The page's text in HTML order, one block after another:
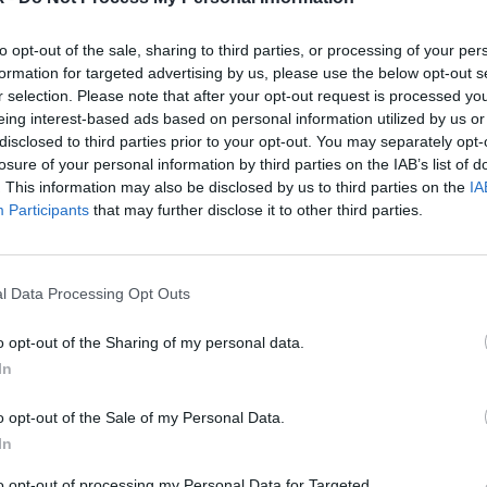
opt-out of the sale, sharing to third parties, or processing of your
for targeted advertising by us, please use the below opt-out
selection. Please note that after your opt-out request is processed
interest-based ads based on personal information utilized by us
to third parties prior to your opt-out. You may separately
of your personal information by third parties on the IAB’s list of
This information may also be disclosed by us to third parties on the
Participants that may further disclose it to other third parties.
Data Processing Opt Outs
opt-out of the Sharing of my personal data.
opt-out of the Sale of my Personal Data.
y accesos. “Es fundamental conocer a la
señala Fran Carrasco, CEO de MolcaWorld.
compañía llevó a caboreuniones con todos los
y responsablesdel club, desde el presidente al
consejero delegado, y responsables de marketing,
retail, exjugadores, historiadores… Para
el máximo de información se pudiera crear esa
descuidando esa historia que nos une con la
remodelará el estadio del Pisa Sporting Club tras su vuelta a la Serie